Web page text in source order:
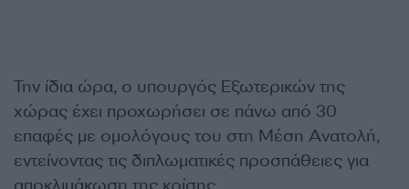
Την ίδια ώρα, ο υπουργός Εξωτερικών της
χώρας έχει προχωρήσει σε πάνω από 30
επαφές με ομολόγους του στη Μέση Ανατολή,
εντείνοντας τις διπλωματικές προσπάθειες για